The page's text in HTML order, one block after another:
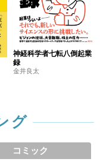
神経科学者七転八倒起業
録
金井良太
グ
コミック